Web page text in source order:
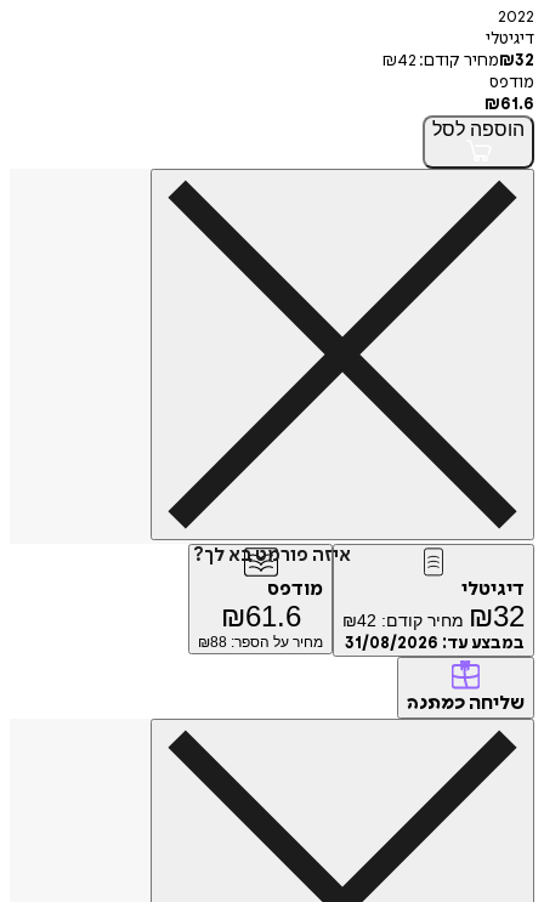
2022
דיגיטלי
₪32 מחיר קודם: ₪42
מודפס
₪61.6
הוספה לסל
איזה פורמט בא לך?
דיגיטלי
₪32 מחיר קודם: ₪42
במבצע עד: 31/08/2026
מודפס
₪61.6
מחיר על הספר: ₪ 88
שליחה כמתנה